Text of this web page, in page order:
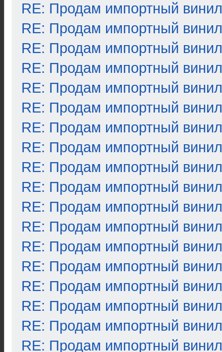
RE: Продам импортный винил
RE: Продам импортный винил
RE: Продам импортный винил
RE: Продам импортный винил
RE: Продам импортный винил
RE: Продам импортный винил
RE: Продам импортный винил
RE: Продам импортный винил
RE: Продам импортный винил
RE: Продам импортный винил
RE: Продам импортный винил
RE: Продам импортный винил
RE: Продам импортный винил
RE: Продам импортный винил
RE: Продам импортный винил
RE: Продам импортный винил
RE: Продам импортный винил
RE: Продам импортный винил